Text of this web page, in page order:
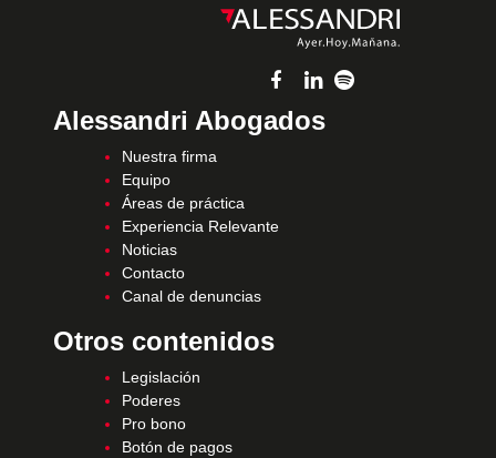
Alessandri Abogados
Nuestra firma
Equipo
Áreas de práctica
Experiencia Relevante
Noticias
Contacto
Canal de denuncias
Otros contenidos
Legislación
Poderes
Pro bono
Botón de pagos